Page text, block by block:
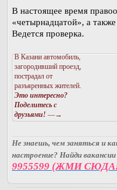
В настоящее время
«четырнадцатой», а
Ведется проверка.
В Казани автомобиль,
загородивший проезд,
пострадал от
разъяренных жителей.
Это интересно?
Поделитесь с
друзьями! —→
Не знаешь, чем заняться и
настроение? Найди
9955599 (ЖМИ